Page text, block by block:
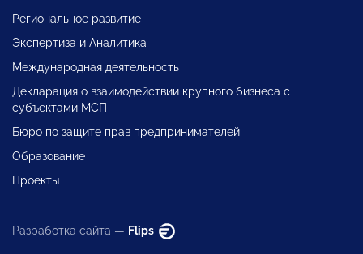
Региональное развитие
Экспертиза и Аналитика
Международная деятельность
Декларация о взаимодействии крупного бизнеса с
субъектами МСП
Бюро по защите прав предпринимателей
Образование
Проекты
Разработка сайта — Flips